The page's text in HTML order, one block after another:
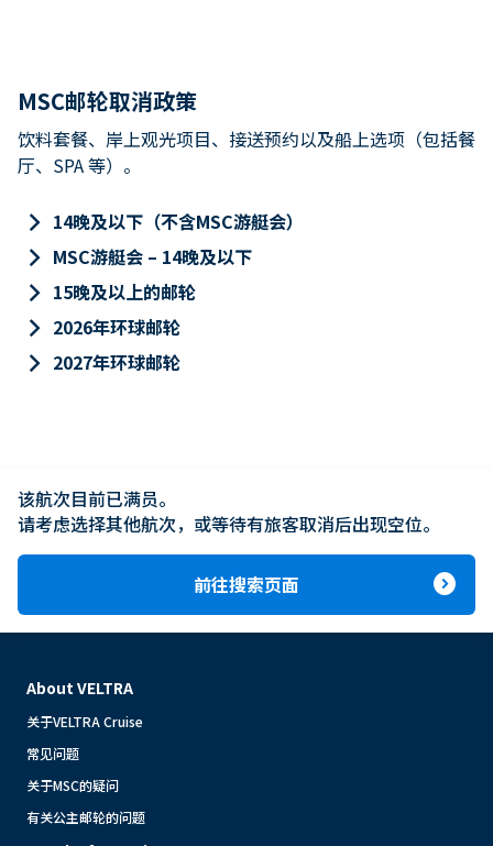
MSC邮轮取消政策
饮料套餐、岸上观光项目、接送预约以及船上选项（包括餐
厅、SPA 等）。
keyboard_arrow_right 14晚及以下（不含MSC游艇会）
keyboard_arrow_right MSC游艇会 – 14晚及以下
keyboard_arrow_right 15晚及以上的邮轮
keyboard_arrow_right 2026年环球邮轮
keyboard_arrow_right 2027年环球邮轮
该航次目前已满员。
请考虑选择其他航次，或等待有旅客取消后出现空位。
前往搜索页面 expand_circle_right
About VELTRA
关于VELTRA Cruise
常见问题
关于MSC的疑问
有关公主邮轮的问题